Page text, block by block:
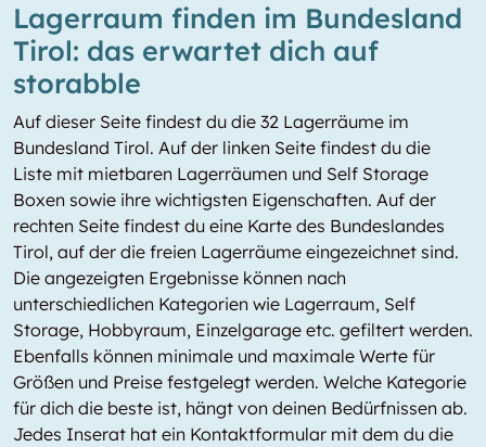
Lagerraum finden im Bundesland
Tirol: das erwartet dich auf
storabble
Auf dieser Seite findest du die 32 Lagerräume im
Bundesland Tirol. Auf der linken Seite findest du die
Liste mit mietbaren Lagerräumen und Self Storage
Boxen sowie ihre wichtigsten Eigenschaften. Auf der
rechten Seite findest du eine Karte des Bundeslandes
Tirol, auf der die freien Lagerräume eingezeichnet sind.
Die angezeigten Ergebnisse können nach
unterschiedlichen Kategorien wie Lagerraum, Self
Storage, Hobbyraum, Einzelgarage etc. gefiltert werden.
Ebenfalls können minimale und maximale Werte für
Größen und Preise festgelegt werden. Welche Kategorie
für dich die beste ist, hängt von deinen Bedürfnissen ab.
Jedes Inserat hat ein Kontaktformular mit dem du die